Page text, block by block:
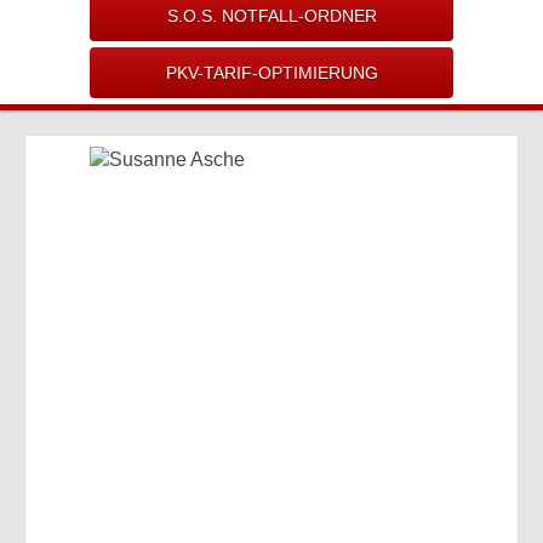
S.O.S. NOTFALL-ORDNER
PKV-TARIF-OPTIMIERUNG